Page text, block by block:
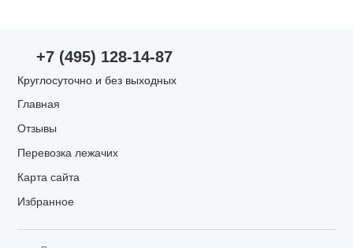
Уход за пожилыми
Питание
+7 (495) 128-14-87
Круглосуточно и без выходных
Главная
Отзывы
Перевозка лежачих
Карта сайта
Избранное